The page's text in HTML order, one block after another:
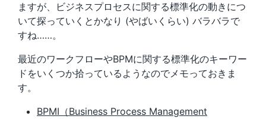
ますが、ビジネスプロセスに関する標準化の動きにつ
いて探っていくとかなり (やばいくらい) バラバラで
すね……。
最近のワークフローやBPMに関する標準化のキーワー
ドをいくつか拾っているようなのでメモっておきま
す。
BPMI（Business Process Management